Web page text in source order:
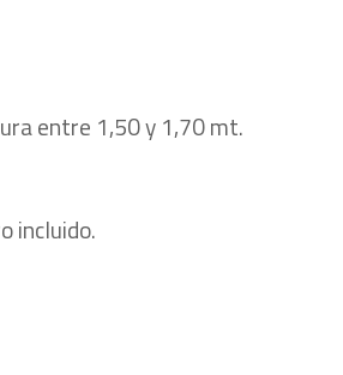
entre 1,50 y 1,70 mt.
incluido.